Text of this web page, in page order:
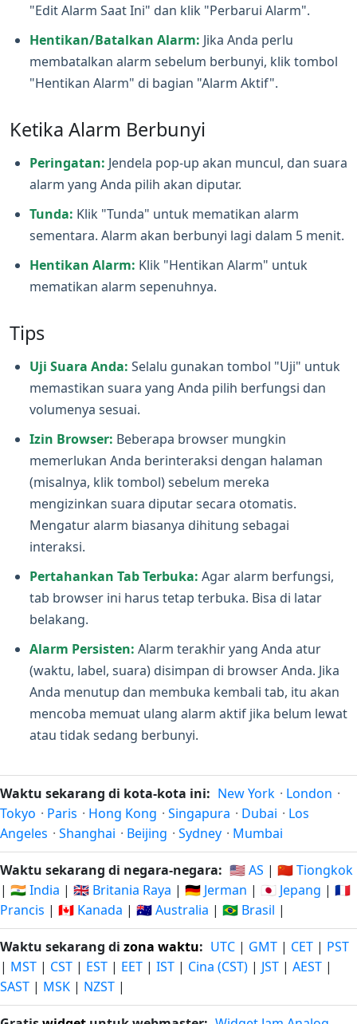
"Edit Alarm Saat Ini" dan klik "Perbarui Alarm".
Hentikan/Batalkan Alarm: Jika Anda perlu
membatalkan alarm sebelum berbunyi, klik tombol
"Hentikan Alarm" di bagian "Alarm Aktif".
Ketika Alarm Berbunyi
Peringatan: Jendela pop‑up akan muncul, dan suara
alarm yang Anda pilih akan diputar.
Tunda: Klik "Tunda" untuk mematikan alarm
sementara. Alarm akan berbunyi lagi dalam 5 menit.
Hentikan Alarm: Klik "Hentikan Alarm" untuk
mematikan alarm sepenuhnya.
Tips
Uji Suara Anda: Selalu gunakan tombol "Uji" untuk
memastikan suara yang Anda pilih berfungsi dan
volumenya sesuai.
Izin Browser: Beberapa browser mungkin
memerlukan Anda berinteraksi dengan halaman
(misalnya, klik tombol) sebelum mereka
mengizinkan suara diputar secara otomatis.
Mengatur alarm biasanya dihitung sebagai
interaksi.
Pertahankan Tab Terbuka: Agar alarm berfungsi,
tab browser ini harus tetap terbuka. Bisa di latar
belakang.
Alarm Persisten: Alarm terakhir yang Anda atur
(waktu, label, suara) disimpan di browser Anda. Jika
Anda menutup dan membuka kembali tab, itu akan
mencoba memuat ulang alarm aktif jika belum lewat
atau tidak sedang berbunyi.
Waktu sekarang di kota-kota ini: New York · London ·
Tokyo · Paris · Hong Kong · Singapura · Dubai · Los
Angeles · Shanghai · Beijing · Sydney · Mumbai
Waktu sekarang di negara-negara: 🇺🇸 AS | 🇨🇳 Tiongkok
| 🇮🇳 India | 🇬🇧 Britania Raya | 🇩🇪 Jerman | 🇯🇵 Jepang | 🇫🇷
Prancis | 🇨🇦 Kanada | 🇦🇺 Australia | 🇧🇷 Brasil |
Waktu sekarang di zona waktu: UTC | GMT | CET | PST
| MST | CST | EST | EET | IST | Cina (CST) | JST | AEST |
SAST | MSK | NZST |